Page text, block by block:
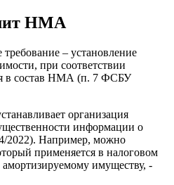
НМА
– установление
при соответствии
в состав НМА (п. 7 ФСБУ
организация
информации о
2022). Например, можно
применяется в налоговом
имуществу, -